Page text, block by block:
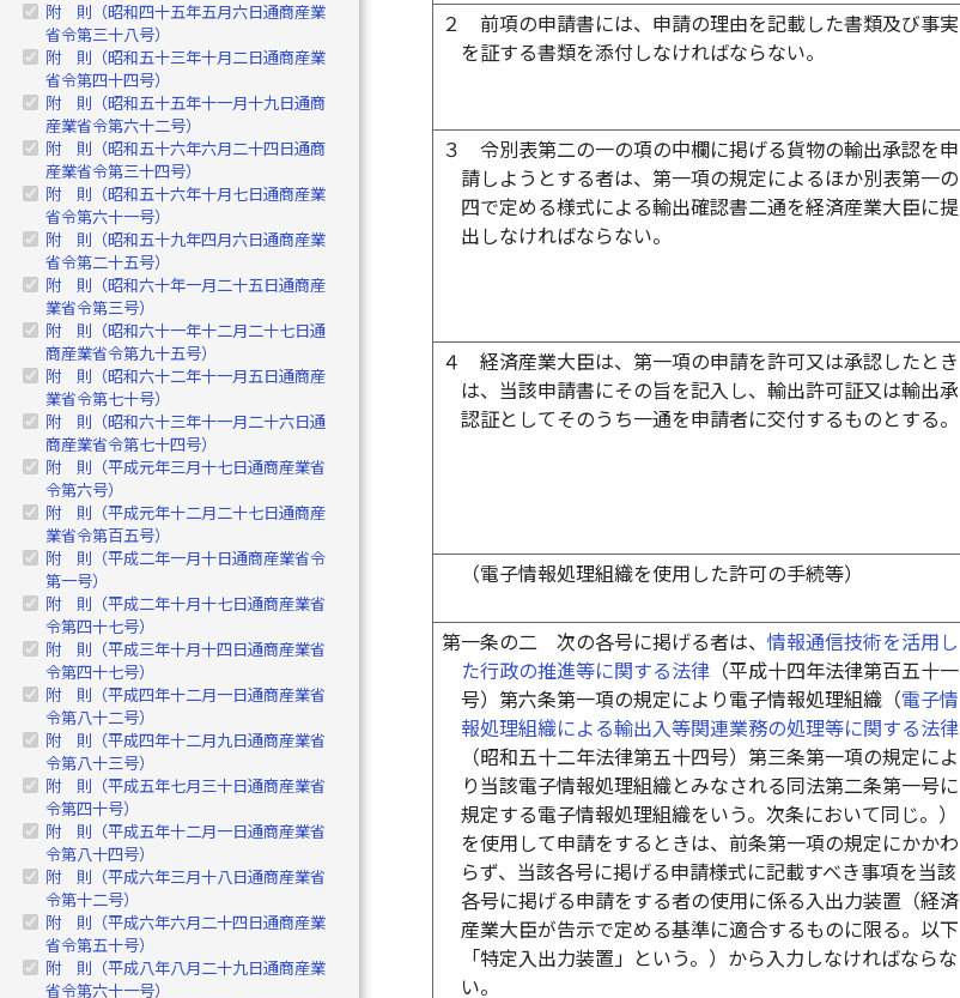
附 則（昭和四十五年五月六日通商産業
省令第三十八号）
附 則（昭和五十三年十月二日通商産業
省令第四十四号）
附 則（昭和五十五年十一月十九日通商
産業省令第六十二号）
附 則（昭和五十六年六月二十四日通商
産業省令第三十四号）
附 則（昭和五十六年十月七日通商産業
省令第六十一号）
附 則（昭和五十九年四月六日通商産業
省令第二十五号）
附 則（昭和六十年一月二十五日通商産
業省令第三号）
附 則（昭和六十一年十二月二十七日通
商産業省令第九十五号）
附 則（昭和六十二年十一月五日通商産
業省令第七十号）
附 則（昭和六十三年十一月二十六日通
商産業省令第七十四号）
附 則（平成元年三月十七日通商産業省
令第六号）
附 則（平成元年十二月二十七日通商産
業省令第百五号）
附 則（平成二年一月十日通商産業省令
第一号）
附 則（平成二年十月十七日通商産業省
令第四十七号）
附 則（平成三年十月十四日通商産業省
令第四十七号）
附 則（平成四年十二月一日通商産業省
令第八十二号）
附 則（平成四年十二月九日通商産業省
令第八十三号）
附 則（平成五年七月三十日通商産業省
令第四十号）
附 則（平成五年十二月一日通商産業省
令第八十四号）
附 則（平成六年三月十八日通商産業省
令第十二号）
附 則（平成六年六月二十四日通商産業
省令第五十号）
附 則（平成八年八月二十九日通商産業
省令第六十一号）
２
前項の申請書には、申請の理由を記載した書類及び事実
を証する書類を添付しなければならない。
３
令別表第二の一の項の中欄に掲げる貨物の輸出承認を申
請しようとする者は、第一項の規定によるほか別表第一の
四で定める様式による輸出確認書二通を経済産業大臣に提
出しなければならない。
４
経済産業大臣は、第一項の申請を許可又は承認したとき
は、当該申請書にその旨を記入し、輸出許可証又は輸出承
認証としてそのうち一通を申請者に交付するものとする。
（電子情報処理組織を使用した許可の手続等）
第一条の二
次の各号に掲げる者は、情報通信技術を活用し
た行政の推進等に関する法律 （平成十四年法律第百五十一
号）第六条第一項の規定により電子情報処理組織（電子情
報処理組織による輸出入等関連業務の処理等に関する法律
（昭和五十二年法律第五十四号）第三条第一項の規定によ
り当該電子情報処理組織とみなされる同法第二条第一号に
規定する電子情報処理組織をいう。次条において同じ。）
を使用して申請をするときは、前条第一項の規定にかかわ
らず、当該各号に掲げる申請様式に記載すべき事項を当該
各号に掲げる申請をする者の使用に係る入出力装置（経済
産業大臣が告示で定める基準に適合するものに限る。以下
「特定入出力装置」という。）から入力しなければならな
い。